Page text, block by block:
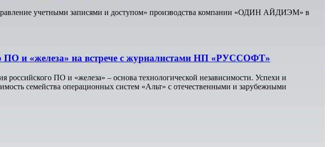
учетными записями и доступом» производства компании «ОДИН АЙДИЭМ» в
ПО и «железа» на встрече с журналистами НП «РУССОФТ»
ПО и «железа» – основа технологической независимости. Успехи и
семейства операционных систем «Альт» с отечественными и зарубежными